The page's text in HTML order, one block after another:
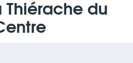
Thiérache du